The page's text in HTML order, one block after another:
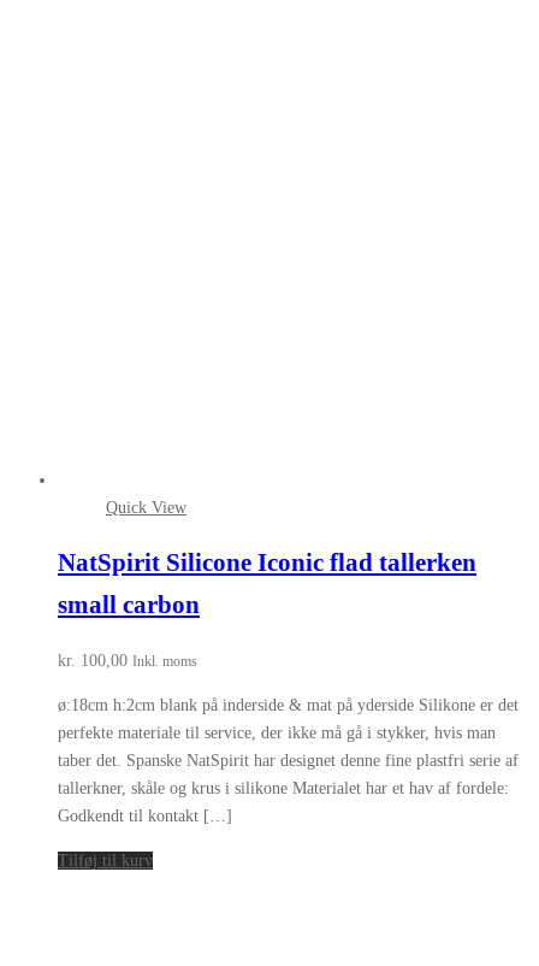
Quick View
NatSpirit Silicone Iconic flad tallerken
small carbon
kr. 100,00 Inkl. moms
ø:18cm h:2cm blank på inderside & mat på yderside Silikone er det
perfekte materiale til service, der ikke må gå i stykker, hvis man
taber det. Spanske NatSpirit har designet denne fine plastfri serie af
tallerkner, skåle og krus i silikone Materialet har et hav af fordele:
Godkendt til kontakt […]
Tilføj til kurv